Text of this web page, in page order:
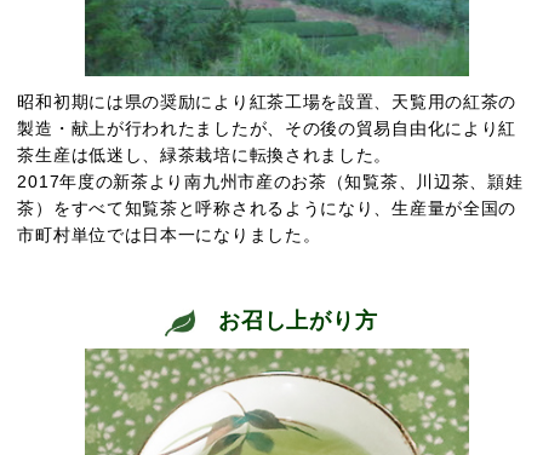
昭和初期には県の奨励により紅茶工場を設置、天覧用の紅茶の
製造・献上が行われたましたが、その後の貿易自由化により紅
茶生産は低迷し、緑茶栽培に転換されました。
2017年度の新茶より南九州市産のお茶（知覧茶、川辺茶、頴娃
茶）をすべて知覧茶と呼称されるようになり、生産量が全国の
市町村単位では日本一になりました。
お召し上がり方